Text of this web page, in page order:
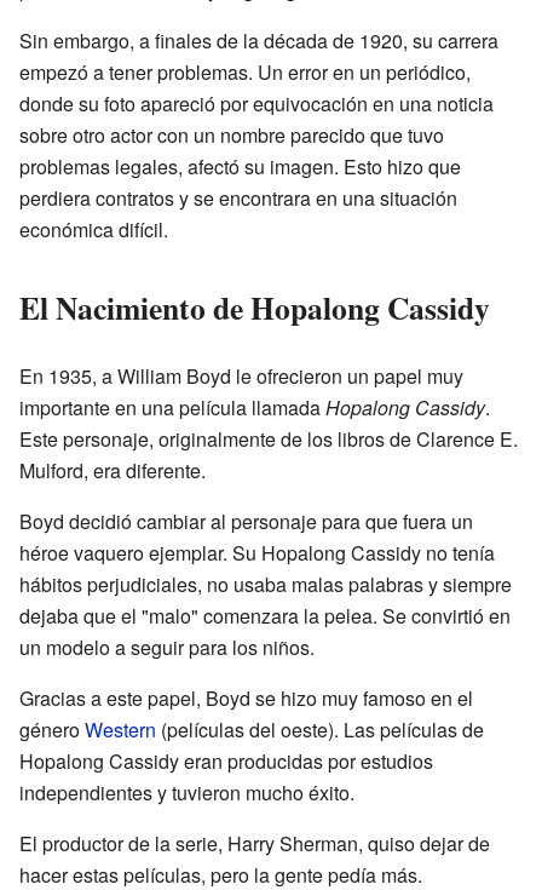
Sin embargo, a finales de la década de 1920, su carrera
empezó a tener problemas. Un error en un periódico,
donde su foto apareció por equivocación en una noticia
sobre otro actor con un nombre parecido que tuvo
problemas legales, afectó su imagen. Esto hizo que
perdiera contratos y se encontrara en una situación
económica difícil.
El Nacimiento de Hopalong Cassidy
En 1935, a William Boyd le ofrecieron un papel muy
importante en una película llamadaHopalong Cassidy.
Este personaje, originalmente de los libros de Clarence E.
Mulford, era diferente.
Boyd decidió cambiar al personaje para que fuera un
héroe vaquero ejemplar. Su Hopalong Cassidy no tenía
hábitos perjudiciales, no usaba malas palabras y siempre
dejaba que el "malo" comenzara la pelea. Se convirtió en
un modelo a seguir para los niños.
Gracias a este papel, Boyd se hizo muy famoso en el
géneroWestern (películas del oeste). Las películas de
Hopalong Cassidy eran producidas por estudios
independientes y tuvieron mucho éxito.
El productor de la serie, Harry Sherman, quiso dejar de
hacer estas películas, pero la gente pedía más.